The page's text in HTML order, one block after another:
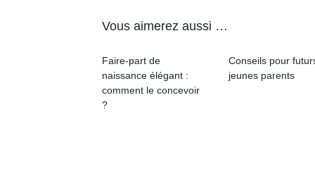
Vous aimerez aussi …
Faire-part de
naissance élégant :
comment le concevoir
?
Conseils pour
jeunes parents